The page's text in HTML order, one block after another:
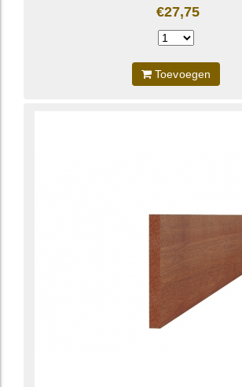
€27,75
Toevoegen